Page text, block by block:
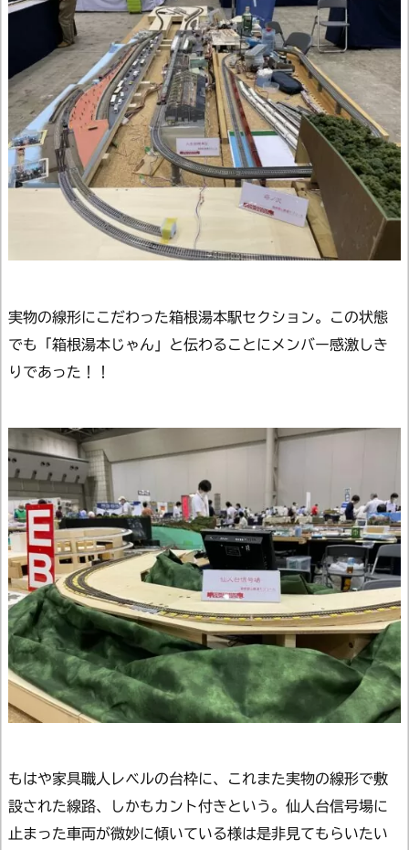
実物の線形にこだわった箱根湯本駅セクション。この状態
でも「箱根湯本じゃん」と伝わることにメンバー感激しき
りであった！！
もはや家具職人レベルの台枠に、これまた実物の線形で敷
設された線路、しかもカント付きという。仙人台信号場に
止まった車両が微妙に傾いている様は是非見てもらいたい